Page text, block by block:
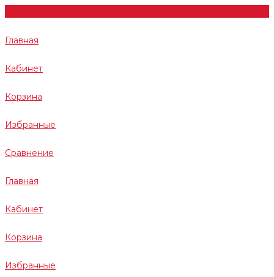
Главная
Кабинет
Корзина
Избранные
Сравнение
Главная
Кабинет
Корзина
Избранные